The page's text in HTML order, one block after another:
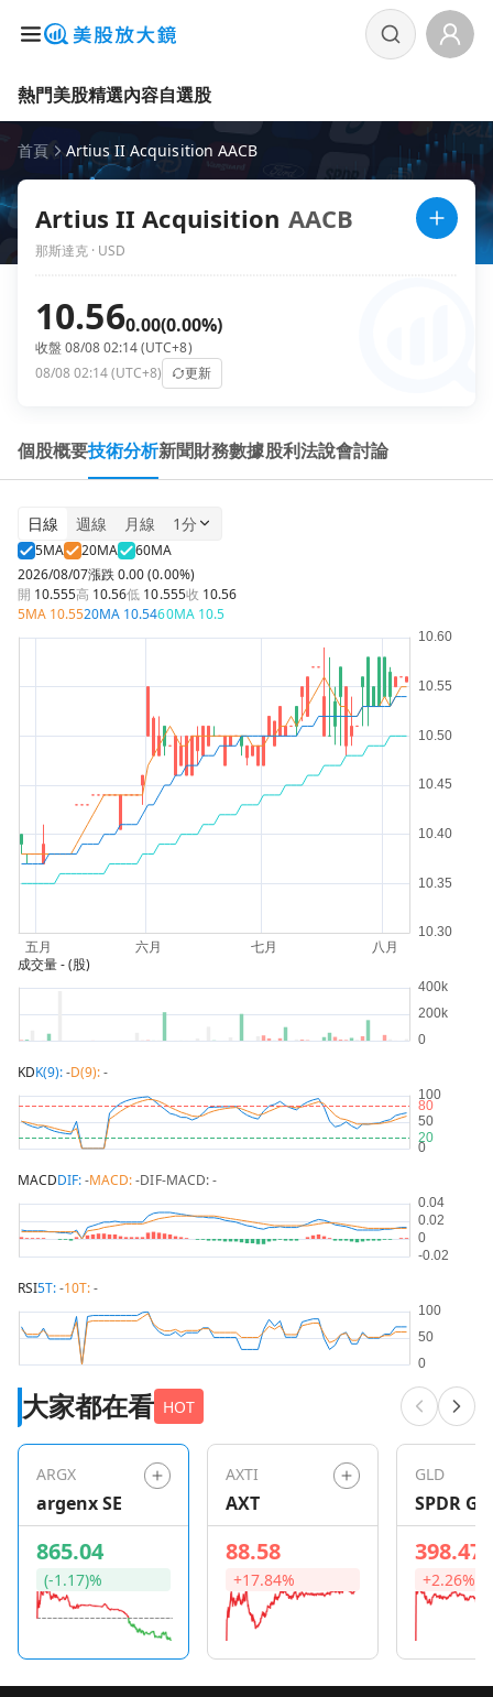
熱門美股精選內容自選股
首頁 Artius II Acquisition AACB
Artius II Acquisition AACB
那斯達克 · USD
10.560.00(0.00%)
收盤 08/08 02:14 (UTC+8)
08/08 02:14 (UTC+8)
更新
個股概要技術分析新聞財務數據股利法說會討論
日線 週線 月線 1分
5MA 20MA
60MA
2026/08/07漲跌0.00 (0.00%)
開 10.555高 10.56低 10.555收 10.56
5MA 10.5520MA 10.5460MA 10.5
成交量- (股)
KDK(9):-D(9):-
MACDDIF:-MACD:-DIF-MACD:-
RSI5T:-10T:-
大家都在看 HOT
ARGX
argenx SE
865.04
(-1.17)%
AXTI
AXT
88.58
+17.84%
GLD
SPDR
Shares
398.47
+2.26%